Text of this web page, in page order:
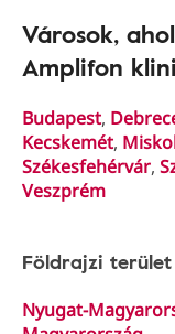
Városok,
Amplifon
Budapest,
Kecskemét,
Székesfehérvár,
Veszprém
Földrajzi terület
Nyugat-